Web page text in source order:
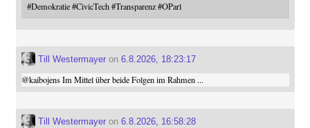
#Demokratie #CivicTech #Transparenz #OParl
Till Westermayeron 6.8.2026, 18:23:17
@kaibojensIm Mittel über beide Folgen im Rahmen ...
Till Westermayeron 6.8.2026, 16:58:28